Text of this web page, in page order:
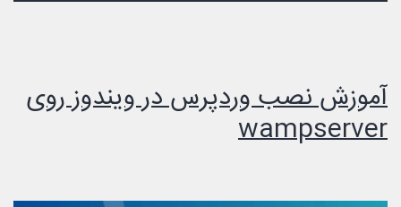
آموزش نصب وردپرس در ویندوز روی
wampserver